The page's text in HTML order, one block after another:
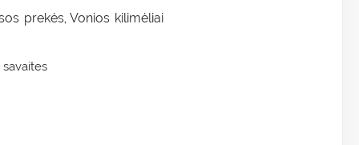
prekės,Vonios kilimėliai